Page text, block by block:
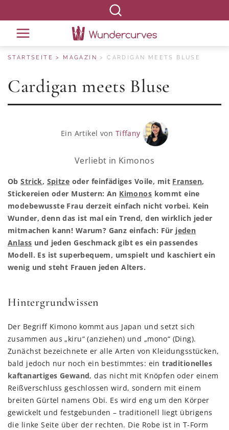
STARTSEITE MAGAZIN CARDIGAN MEETS BLUSE
Cardigan meets Bluse
Ein Artikel von Tiffany
Verliebt in Kimonos
ObStrick, Spitze oder feinfädiges Voile, mit Fransen,
Stickereien oder Mustern: An Kimonos kommt eine
modebewusste Frau derzeit einfach nicht vorbei. Kein
Wunder, denn das ist mal ein Trend, den wirklich jeder
mitmachen kann! Warum? Ganz einfach: Für jeden
Anlass und jeden Geschmack gibt es ein passendes
Modell. Es ist superbequem, umspielt und kaschiert ein
wenig und steht Frauen jeden Alters.
Hintergrundwissen
Der Begriff Kimono kommt aus Japan und setzt sich
zusammen aus „kiru“ (anziehen) und „mono“ (Ding).
Zunächst bezeichnete er alle Arten von Kleidungsstücken,
bald jedoch nur noch ein bestimmtes: eintraditionelles
kaftanartiges Gewand, das nicht mit Knöpfen oder einem
Reißverschluss geschlossen wird, sondern mit einem
breiten Gürtel namens Obi. Es wird eng um den Körper
gewickelt und festgebunden – traditionell liegt übrigens
die linke Seite über der rechten. Die Robe ist in T-Form